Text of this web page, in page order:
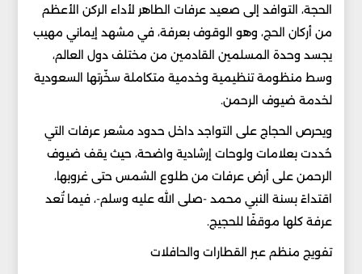
الحجة، التوافد إلى صعيد عرفات الطاهر لأداء الركن الأعظم
من أركان الحج، وهو الوقوف بعرفة، في مشهد إيماني مهيب
يجسد وحدة المسلمين القادمين من مختلف دول العالم،
وسط منظومة تنظيمية وخدمية متكاملة سخّرتها السعودية
لخدمة ضيوف الرحمن.
ويحرص الحجاج على التواجد داخل حدود مشعر عرفات التي
حُددت بعلامات ولوحات إرشادية واضحة، حيث يقف ضيوف
الرحمن على أرض عرفات من طلوع الشمس حتى غروبها،
اقتداءً بسنة النبي محمد -صلى الله عليه وسلم-، فيما تُعد
عرفة كلها موقفًا للحجيج.
تفويج منظم عبر القطارات والحافلات